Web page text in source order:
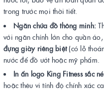
trong trước mọi thời tiết.
Ngăn chứa đồ thông minh:
với ngăn chính lớn cho quần
đựng giày riêng biệt(có lỗ
nước để đồ ướt hoặc mỹ phẩm.
In ấn logo King Fitness sắc
hoặc thêu vi tính độ chính xác